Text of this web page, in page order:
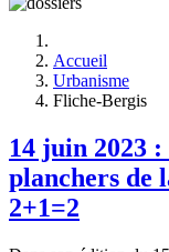
Accueil
Urbanisme
Fliche-Bergis
14 juin 2023
planchers de
2+1=2